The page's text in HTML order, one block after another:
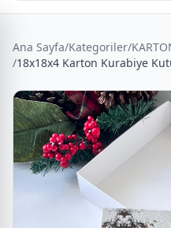
Ana Sayfa/Kategoriler/
/18x18x4 Karton Kurabiye